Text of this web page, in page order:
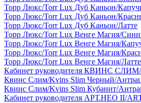
Торр Люкс/Torr Lux Дуб Каньон/
Торр Люкс/Torr Lux Дуб Каньон/
Торр Люкс/Torr Lux Дуб Каньон/Латте
Торр Люкс/Torr Lux Венге Магия/
Торр Люкс/Torr Lux Венге Магия/
Торр Люкс/Torr Lux Венге Магия/
Торр Люкс/Torr Lux Венге Магия/Латте
Кабинет руководителя КВИНС
Квинс Слим/Kvins Slim Черный/
Квинс Слим/Kvins Slim Кубанит/
Кабинет руководителя АРТ.НЕО II/